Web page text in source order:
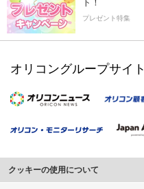
ト！
プレゼント特集
オリコングループサイト
クッキーの使用について